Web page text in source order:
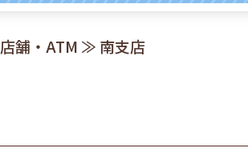
店舗・ATM ≫ 南支店